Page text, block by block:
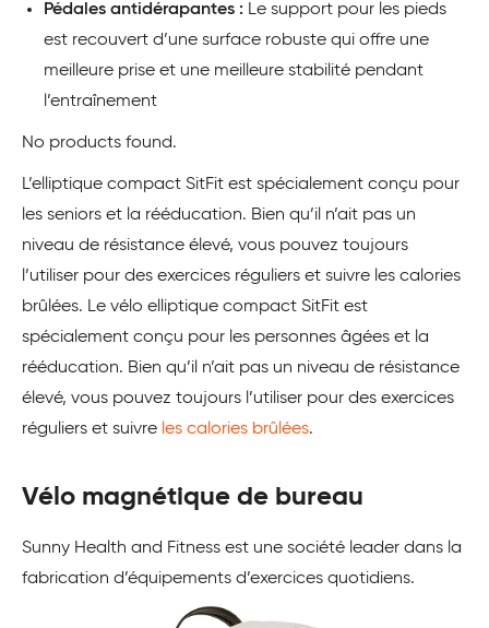
Pédales antidérapantes : Le support pour les pieds
est recouvert d’une surface robuste qui offre une
meilleure prise et une meilleure stabilité pendant
l’entraînement
No products found.
L’elliptique compact SitFit est spécialement conçu pour
les seniors et la rééducation. Bien qu’il n’ait pas un
niveau de résistance élevé, vous pouvez toujours
l’utiliser pour des exercices réguliers et suivre les calories
brûlées. Le vélo elliptique compact SitFit est
spécialement conçu pour les personnes âgées et la
rééducation. Bien qu’il n’ait pas un niveau de résistance
élevé, vous pouvez toujours l’utiliser pour des exercices
réguliers et suivre les calories brûlées.
Vélo magnétique de bureau
Sunny Health and Fitness est une société leader dans la
fabrication d’équipements d’exercices quotidiens.